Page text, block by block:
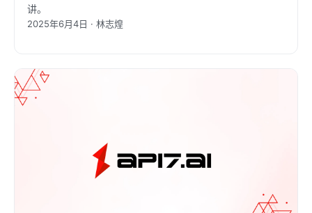
讲。
2025年6月4日 · 林志煌